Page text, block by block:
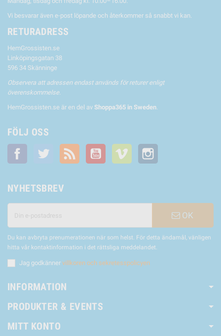
Vi besvarar även e-post löpande och återkommer så snabbt vi kan.
RETURADRESS
HemGrossisten.se
Linköpingsgatan 38
596 34 Skänninge
Observera att adressen endast används för returer enligt
överenskommelse.
HemGrossisten.se är en del av Shoppa365 in Sweden.
FÖLJ OSS
Facebook Twitter RSS YouTube Vimeo
NYHETSBREV
OK
Du kan avbryta prenumerationen när som helst. För detta ändamål, vänligen
hitta vår kontaktinformation i det rättsliga meddelandet.
Jag godkänner villkoren och sekretesspolicyen
INFORMATION
PRODUKTER & EVENTS
MITT KONTO